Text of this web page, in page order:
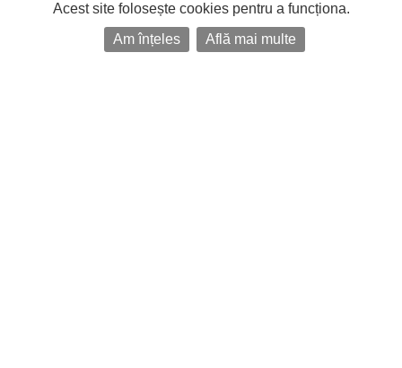
Acest site folosește cookies pentru a funcționa.
Am înțeles
Află mai multe